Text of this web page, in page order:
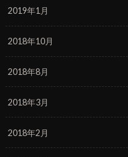
2019年1月
2018年10月
2018年8月
2018年3月
2018年2月